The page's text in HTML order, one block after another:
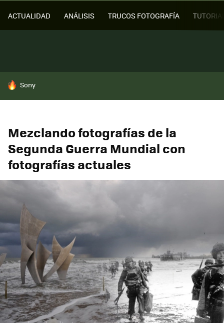
ACTUALIDAD ANÁLISIS TRUCOS FOTOGRAFÍA
HOY SE HABLA DE
Sony
Mezclando fotografías de la
Segunda Guerra Mundial con
fotografías actuales